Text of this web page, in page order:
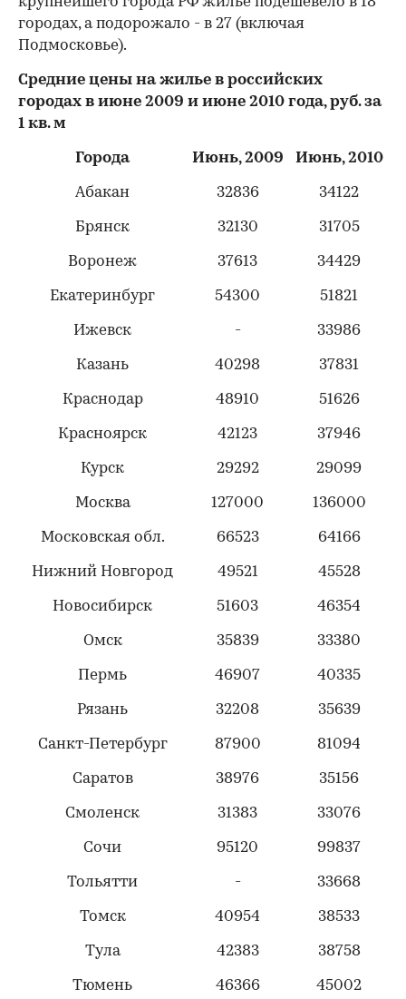
городах, а подорожало - в 27 (включая
Подмосковье).
Средние цены на жилье в российских
городах в июне 2009 и июне 2010 года, руб. за
1 кв. м
Города Июнь, 2009 Июнь, 2010
Абакан 32836 34122
Брянск 32130 31705
Воронеж 37613 34429
Екатеринбург 54300 51821
Ижевск - 33986
Казань 40298 37831
Краснодар 48910 51626
Красноярск 42123 37946
Курск 29292 29099
Москва 127000 136000
Московская обл. 66523 64166
Нижний Новгород 49521 45528
Новосибирск 51603 46354
Омск 35839 33380
Пермь 46907 40335
Рязань 32208 35639
Санкт-Петербург 87900 81094
Саратов 38976 35156
Смоленск 31383 33076
Сочи 95120 99837
Тольятти - 33668
Томск 40954 38533
Тула 42383 38758
Тюмень 46366 45002